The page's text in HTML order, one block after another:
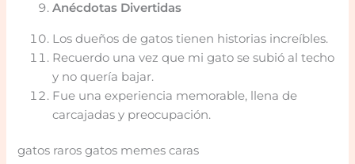
Anécdotas Divertidas
Los dueños de gatos tienen historias increíbles.
Recuerdo una vez que mi gato se subió al techo
y no quería bajar.
Fue una experiencia memorable, llena de
carcajadas y preocupación.
gatos raros gatos memes caras